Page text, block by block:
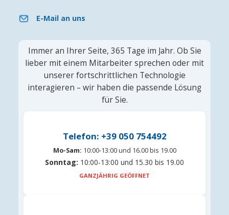
E-Mail an uns
Immer an Ihrer Seite, 365 Tage im Jahr. Ob Sie
lieber mit einem Mitarbeiter sprechen oder mit
unserer fortschrittlichen Technologie
interagieren – wir haben die passende Lösung
für Sie.
Telefon: +39 050 754492
Mo-Sam: 10:00-13:00 und 16.00 bis 19.00
Sonntag: 10:00-13:00 und 15.30 bis 19.00
GANZJÄHRIG GEÖFFNET